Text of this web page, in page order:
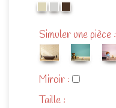
Simuler une pièce :
Miroir :
Taille :